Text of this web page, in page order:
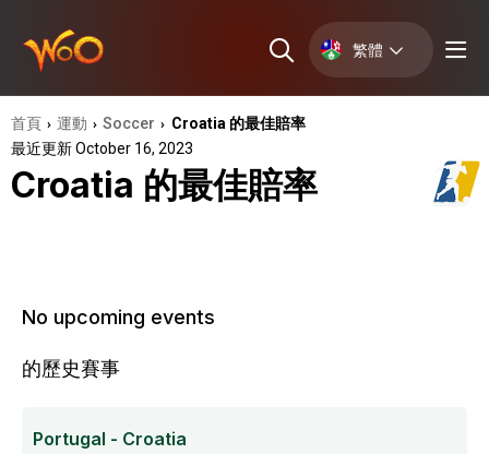
繁體
首頁 › 運動 › Soccer › Croatia 的最佳賠率
最近更新 October 16, 2023
Croatia 的最佳賠率
No upcoming events
的歷史賽事
Portugal - Croatia